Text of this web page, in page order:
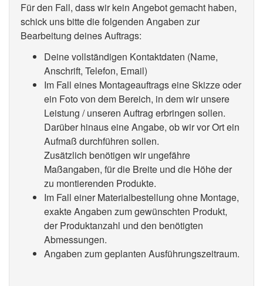
Für den Fall, dass wir kein Angebot gemacht haben,
schick uns bitte die folgenden Angaben zur
Bearbeitung deines Auftrags:
Deine vollständigen Kontaktdaten (Name,
Anschrift, Telefon, Email)
Im Fall eines Montageauftrags eine Skizze oder
ein Foto von dem Bereich, in dem wir unsere
Leistung / unseren Auftrag erbringen sollen.
Darüber hinaus eine Angabe, ob wir vor Ort ein
Aufmaß durchführen sollen.
Zusätzlich benötigen wir ungefähre
Maßangaben, für die Breite und die Höhe der
zu montierenden Produkte.
Im Fall einer Materialbestellung ohne Montage,
exakte Angaben zum gewünschten Produkt,
der Produktanzahl und den benötigten
Abmessungen.
Angaben zum geplanten Ausführungszeitraum.